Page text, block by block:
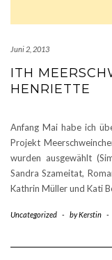
Juni 2, 2013
ITH
HENRIETTE
Anfang Mai habe ich
Projekt
wurden ausgewählt
Sandra Szameitat,
Kathrin Müller und Kati
Uncategorized - byKerstin -